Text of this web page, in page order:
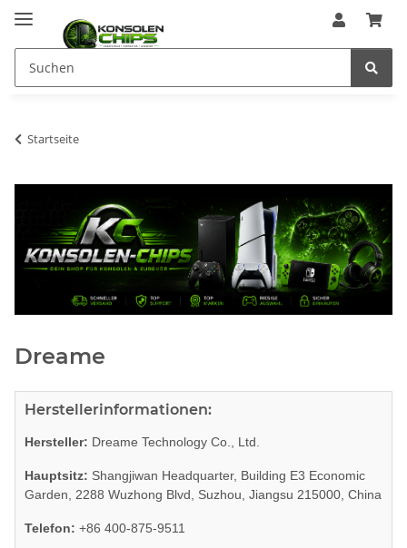
Startseite
Dreame
Herstellerinformationen:
Hersteller: Dreame Technology Co., Ltd.
Hauptsitz: Shangjiwan Headquarter, Building E3 Economic
Garden, 2288 Wuzhong Blvd, Suzhou, Jiangsu 215000, China
Telefon: +86 400-875-9511